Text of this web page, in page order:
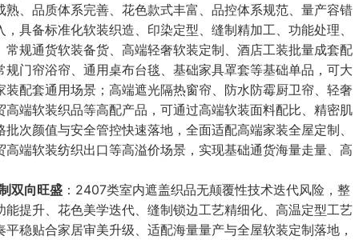
、品质体系完善、花色款式丰富、品控体系规范、量产容错
具备标准化软装织造、印染定型、缝制精加工、功能处理、
规通货软装备货、高端轻奢软装定制、酒店工装批量成套配
门帘浴帘、通用桌布台毯、基础家具罩套等基础单品，可大
配套通用场景；高端遮光隔热窗帘、防水防霉厨卫帘、轻奢
端软装织品等高配产品，可通过高端软装面料配比、精密肌
次颜值与安全管控快速落地，全面适配高端家装全屋定制、
端软装纺织出口等高溢价场景，实现基础通货海量走量、高
双向旺盛 ：2407类室内遮盖织品无颠覆性技术迭代风险，整
提升、花色美学迭代、缝制锁边工艺精细化、高温定型工艺
稳贴合家居审美升级、适配海量量产与全屋软装定制落地，